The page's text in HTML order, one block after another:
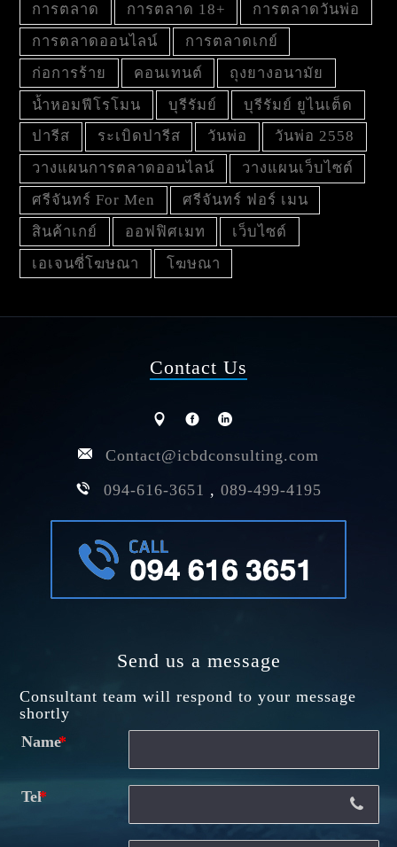
การตลาด
การตลาด 18+
การตลาดวันพ่อ
การตลาดออนไลน์
การตลาดเกย์
ก่อการร้าย
คอนเทนต์
ถุงยางอนามัย
น้ำหอมฟีโรโมน
บุรีรัมย์
บุรีรัมย์ ยูไนเต็ด
ปารีส
ระเบิดปารีส วันพ่อ
วันพ่อ 2558
วางแผนการตลาดออนไลน์
วางแผนเว็บไซต์
ศรีจันทร์ For Men
ศรีจันทร์ ฟอร์ เมน
สินค้าเกย์
ออฟฟิศเมท
เว็บไซต์
เอเจนซี่โฆษณา
โฆษณา
Contact Us
Contact@icbdconsulting.com
094-616-3651 , 089-499-4195
Send us a message
Consultant team will respond to your message
shortly
Name
Tel